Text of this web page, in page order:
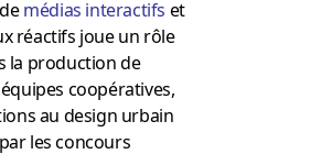
médias interactifs et
réactifs joue un rôle
la production de
équipes coopératives,
au design urbain
les concours